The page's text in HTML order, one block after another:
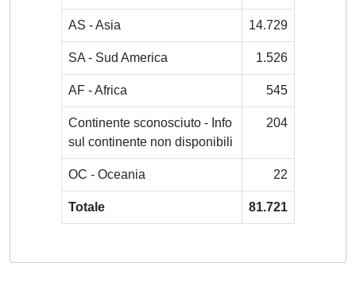
AS - Asia 14.729
SA - Sud America 1.526
AF - Africa 545
Continente sconosciuto - Info
sul continente non disponibili
204
OC - Oceania 22
Totale 81.721